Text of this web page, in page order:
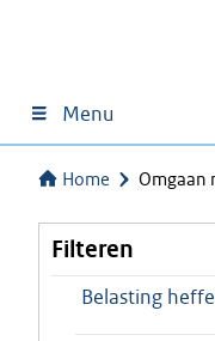
Menu
Home Omgaan
Filteren
Belasting